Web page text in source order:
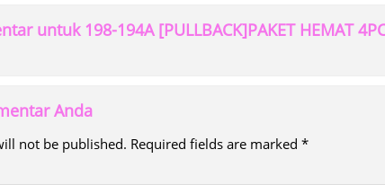
untuk 198-194A [PULLBACK]PAKET HEMAT
Anda
not be published. Required fields are marked *